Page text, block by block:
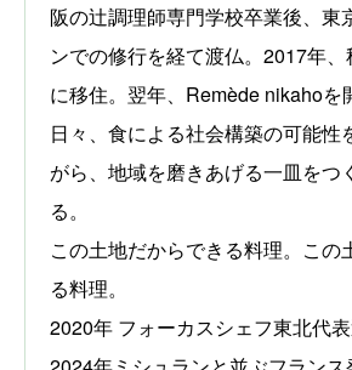
阪の辻調理師専門学校卒業後、東
ンでの修行を経て渡仏。2017年
に移住。翌年、Remède nikahoを
日々、食による社会構築の可能性
がら、地域を磨きあげる一皿をつ
る。
この土地だからできる料理。この
る料理。
2020年 フォーカスシェフ東北代表